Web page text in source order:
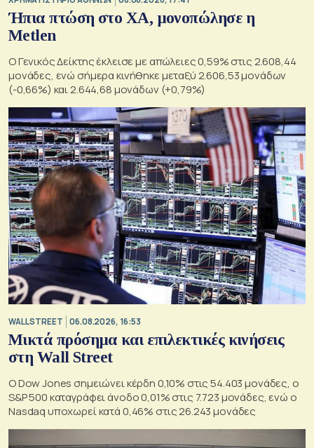
Ήπια πτώση στο ΧΑ, μονοπώλησε η
Metlen
O Γενικός Δείκτης έκλεισε με απώλειες 0,59% στις 2.608,44
μονάδες, ενώ σήμερα κινήθηκε μεταξύ 2.606,53 μονάδων
(-0,66%) και 2.644,68 μονάδων (+0,79%)
WALL STREET 06.08.2026, 16:53
Μικτά πρόσημα και επιλεκτικές κινήσεις
στη Wall Street
Ο Dow Jones σημειώνει κέρδη 0,10% στις 54.403 μονάδες, ο
S&P 500 καταγράφει άνοδο 0,01% στις 7.723 μονάδες, ενώ ο
Nasdaq υποχωρεί κατά 0,46% στις 26.243 μονάδες